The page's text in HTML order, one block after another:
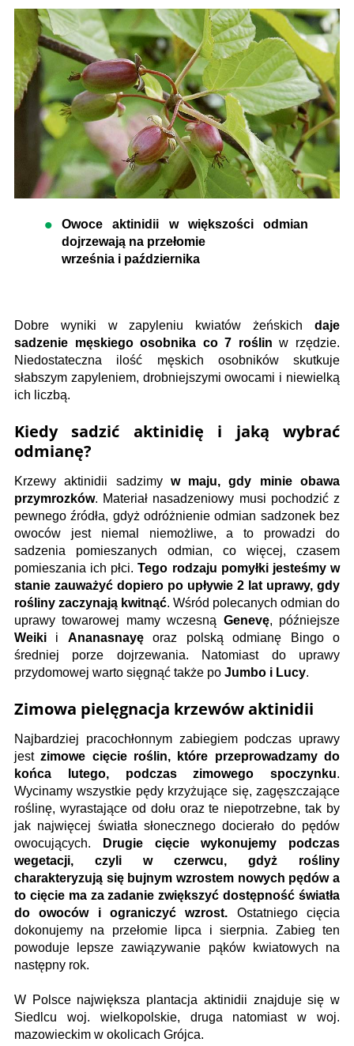
Owoce aktinidii w większości odmian
dojrzewają na przełomie
września i października
Dobre wyniki w zapyleniu kwiatów żeńskich daje
sadzenie męskiego osobnika co 7 roślin w rzędzie.
Niedostateczna ilość męskich osobników skutkuje
słabszym zapyleniem, drobniejszymi owocami i niewielką
ich liczbą.
Kiedy sadzić aktinidię i jaką wybrać
odmianę?
Krzewy aktinidii sadzimy w
maju, gdy minie obawa
przymrozków. Materiał nasadzeniowy musi pochodzić z
pewnego źródła, gdyż odróżnienie odmian sadzonek bez
owoców jest niemal niemożliwe, a to prowadzi do
sadzenia pomieszanych odmian, co więcej, czasem
pomieszania ich płci. Tego rodzaju pomyłki jesteśmy w
stanie zauważyć dopiero po upływie 2 lat uprawy, gdy
rośliny zaczynają kwitnąć. Wśród polecanych odmian do
uprawy towarowej mamy wczesną Genevę, późniejsze
Weiki i Ananasnayęoraz polską odmianę Bingo o
średniej porze dojrzewania. Natomiast do uprawy
przydomowej warto sięgnąć także po Jumbo i Lucy.
Zimowa pielęgnacja krzewów aktinidii
Najbardziej pracochłonnym zabiegiem podczas uprawy
jestzimowe cięcie roślin, które przeprowadzamy do
końca lutego, podczas zimowego spoczynku.
Wycinamy wszystkie pędy krzyżujące się, zagęszczające
roślinę, wyrastające od dołu oraz te niepotrzebne, tak by
jak najwięcej światła słonecznego docierało do pędów
owocujących.
Drugie cięcie wykonujemy podczas
wegetacji, czyli w czerwcu, gdyż rośliny
charakteryzują się bujnym wzrostem nowych pędów a
to cięcie ma za zadanie zwiększyć dostępność światła
do owoców i ograniczyć wzrost. Ostatniego cięcia
dokonujemy na przełomie lipca i sierpnia. Zabieg ten
powoduje lepsze zawiązywanie pąków kwiatowych na
następny rok.
W Polsce największa plantacja aktinidii znajduje się w
Siedlcu woj. wielkopolskie, druga natomiast w woj.
mazowieckim w okolicach Grójca.